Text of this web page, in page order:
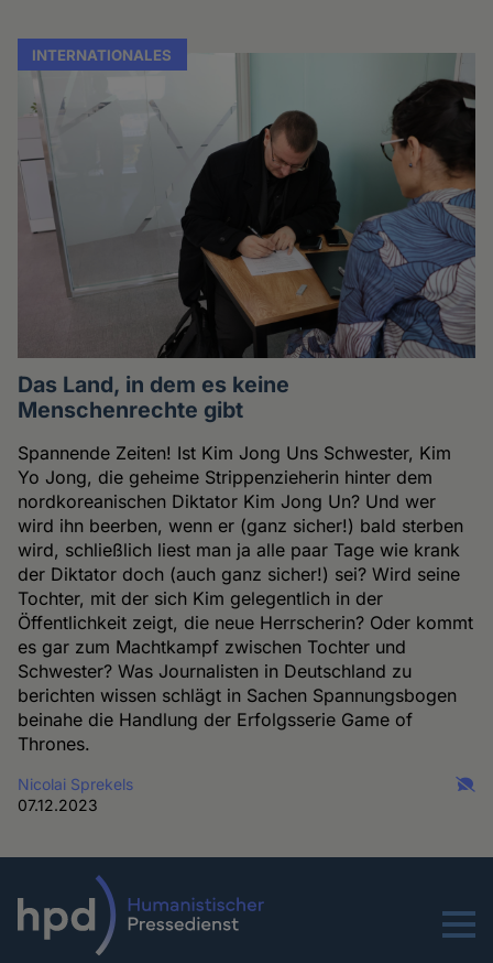
INTERNATIONALES
Das Land, in dem es keine
Menschenrechte gibt
Spannende Zeiten! Ist Kim Jong Uns Schwester, Kim
Yo Jong, die geheime Strippenzieherin hinter dem
nordkoreanischen Diktator Kim Jong Un? Und wer
wird ihn beerben, wenn er (ganz sicher!) bald sterben
wird, schließlich liest man ja alle paar Tage wie krank
der Diktator doch (auch ganz sicher!) sei? Wird seine
Tochter, mit der sich Kim gelegentlich in der
Öffentlichkeit zeigt, die neue Herrscherin? Oder kommt
es gar zum Machtkampf zwischen Tochter und
Schwester? Was Journalisten in Deutschland zu
berichten wissen schlägt in Sachen Spannungsbogen
beinahe die Handlung der Erfolgsserie Game of
Thrones.
Nicolai Sprekels
07.12.2023
Menu